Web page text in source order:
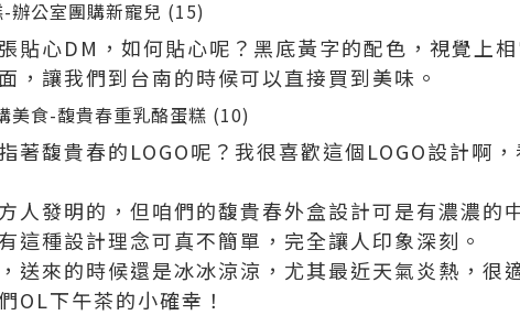
貼心DM，如何貼心呢？黑底黃字的配色，視覺上
，讓我們到台南的時候可以直接買到美味。
著馥貴春的LOGO呢？我很喜歡這個LOGO設計啊
人發明的，但咱們的馥貴春外盒設計可是有濃濃的
這種設計理念可真不簡單，完全讓人印象深刻。
送來的時候還是冰冰涼涼，尤其最近天氣炎熱，很
OL下午茶的小確幸！